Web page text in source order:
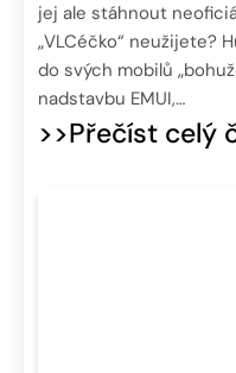
jej ale stáhnout
„VLCéčko“ neužijete?
do svých mobilů
nadstavbu EMUI,…
>>Přečíst celý